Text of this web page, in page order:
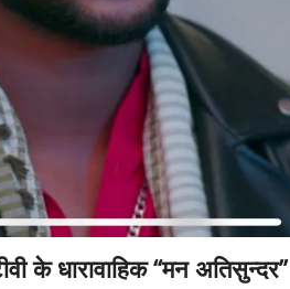
के धारावाहिक “मन